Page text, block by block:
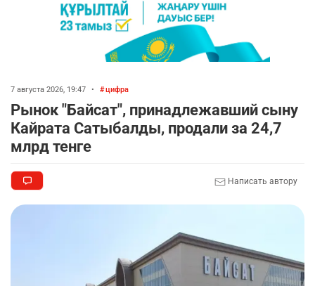
7 августа 2026, 19:47 • цифра
Рынок "Байсат", принадлежавший сыну
Кайрата Сатыбалды, продали за 24,7
млрд тенге
Написать автору